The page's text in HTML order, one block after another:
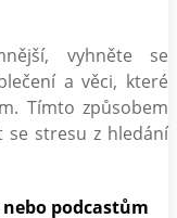
vyhněte se
a věci, které
Tímto způsobem
se stresu z hledání
podcastům